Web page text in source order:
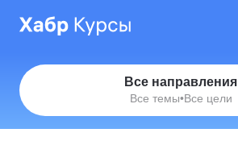
Все направления
Все темы•Все цели